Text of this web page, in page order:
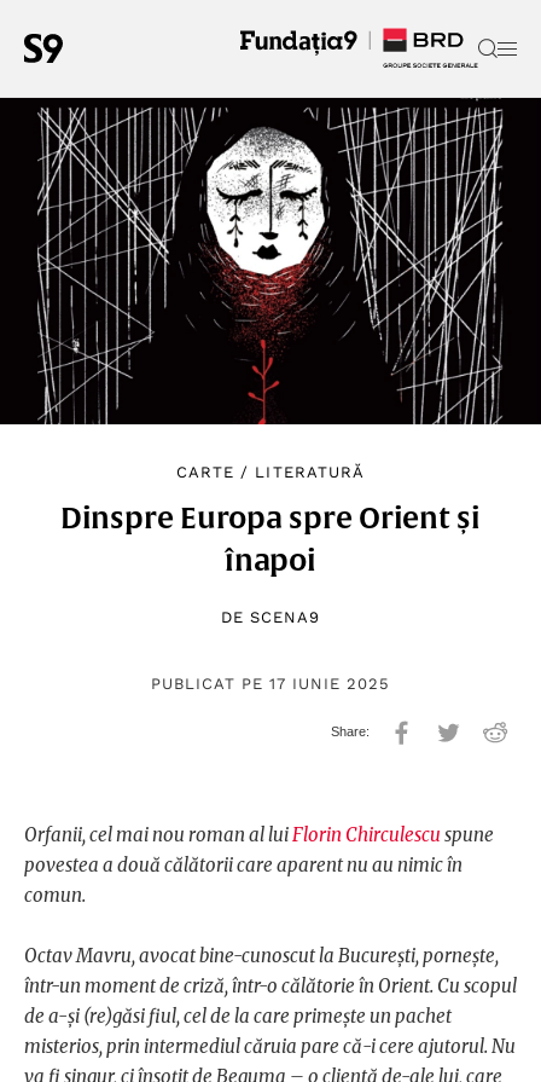
CARTE / LITERATURĂ
Dinspre Europa spre Orient și
înapoi
DE SCENA9
PUBLICAT PE 17 IUNIE 2025
Orfanii, cel mai nou roman al luiFlorin Chirculescu spune
povestea a două călătorii care aparent nu au nimic în
comun.
Octav Mavru, avocat bine-cunoscut la București, pornește,
într-un moment de criză, într-o călătorie în Orient. Cu scopul
de a-și (re)găsi fiul, cel de la care primește un pachet
misterios, prin intermediul căruia pare că-i cere ajutorul. Nu
va fi singur, ci însoțit de Beguma – o clientă de-ale lui, care